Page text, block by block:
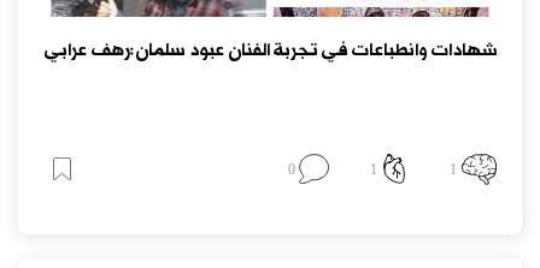
شهادات وانطباعات في تجربة الفنان عبود سلمان:رهف عرابي
1
1
0